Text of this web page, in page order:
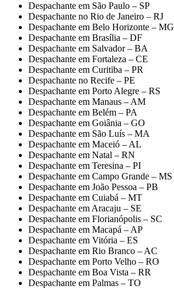
Despachante em São Paulo – SP
Despachante no Rio de Janeiro – RJ
Despachante em Belo Horizonte – MG
Despachante em Brasília – DF
Despachante em Salvador – BA
Despachante em Fortaleza – CE
Despachante em Curitiba – PR
Despachante no Recife – PE
Despachante em Porto Alegre – RS
Despachante em Manaus – AM
Despachante em Belém – PA
Despachante em Goiânia – GO
Despachante em São Luís – MA
Despachante em Maceió – AL
Despachante em Natal – RN
Despachante em Teresina – PI
Despachante em Campo Grande – MS
Despachante em João Pessoa – PB
Despachante em Cuiabá – MT
Despachante em Aracaju – SE
Despachante em Florianópolis – SC
Despachante em Macapá – AP
Despachante em Vitória – ES
Despachante em Rio Branco – AC
Despachante em Porto Velho – RO
Despachante em Boa Vista – RR
Despachante em Palmas – TO